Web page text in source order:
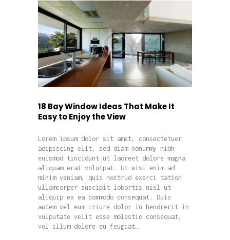
18 Bay Window Ideas That Make It
Easy to Enjoy the View
Lorem ipsum dolor sit amet, consectetuer
adipiscing elit, sed diam nonummy nibh
euismod tincidunt ut laoreet dolore magna
aliquam erat volutpat. Ut wisi enim ad
minim veniam, quis nostrud exerci tation
ullamcorper suscipit lobortis nisl ut
aliquip ex ea commodo consequat. Duis
autem vel eum iriure dolor in hendrerit in
vulputate velit esse molestie consequat,
vel illum dolore eu feugiat…